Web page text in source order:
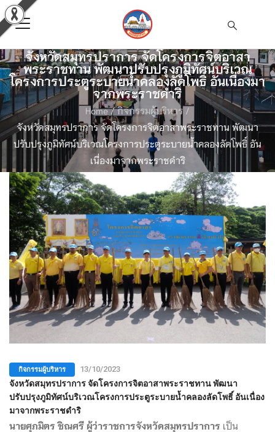
จังหวัดสมุทรปราการ จัดโครงการจิตอาสา
พระราชทาน พัฒนาปรับปรุงภูมิทัศน์บริเวณ
โครงการประตูระบายน้ำคลองลัดโพธิ์ อันเนื่องมา
จากพระราชดำริ
Home/ กิจกรรมผู้บริหาร/
จังหวัดสมุทรปราการ จัดโครงการจิตอาสาพระราชทาน พัฒนา
ปรับปรุงภูมิทัศน์บริเวณโครงการประตูระบายน้ำคลองลัดโพธิ์ อัน
เนื่องมาจากพระราชดำริ
กิจกรรมผู้บริหาร 13/10/2023
จังหวัดสมุทรปราการ จัดโครงการจิตอาสาพระราชทาน พัฒนา
ปรับปรุงภูมิทัศน์บริเวณโครงการประตูระบายน้ำคลองลัดโพธิ์ อันเนื่อง
มาจากพระราชดำริ
นายศุภมิตร ชิณศรี ผู้ว่าราชการจังหวัดสมุทรปราการ เป็น